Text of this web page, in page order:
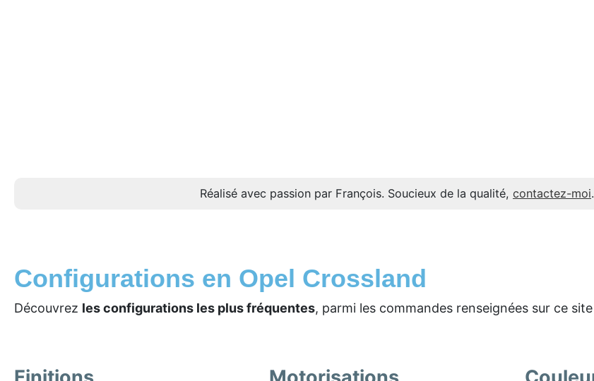
Réalisé avec passion par François. Soucieux de la qualité, contactez-moi.
Configurations en Opel Crossland
Découvrez les configurations les plus fréquentes, parmi les commandes renseignées sur ce